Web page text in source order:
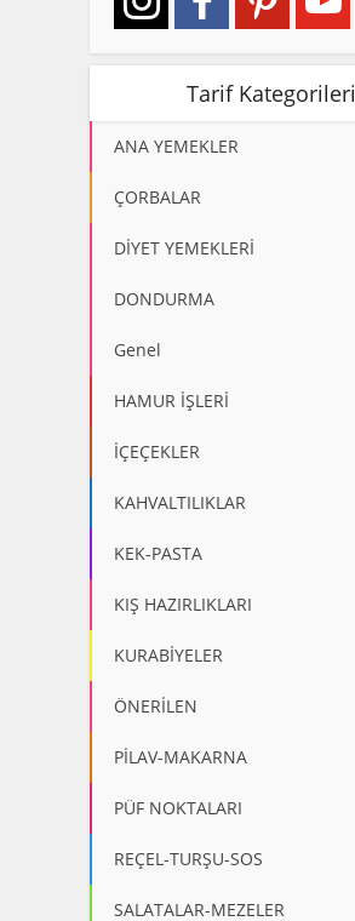
Tarif Kategorileri
ANA YEMEKLER
ÇORBALAR
DİYET YEMEKLERİ
DONDURMA
Genel
HAMUR İŞLERİ
İÇEÇEKLER
KAHVALTILIKLAR
KEK-PASTA
KIŞ HAZIRLIKLARI
KURABİYELER
ÖNERİLEN
PİLAV-MAKARNA
PÜF NOKTALARI
REÇEL-TURŞU-SOS
SALATALAR-MEZELER